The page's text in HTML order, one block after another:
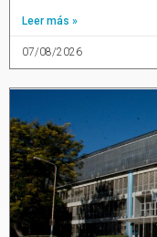
Leer más »
07/08/2026